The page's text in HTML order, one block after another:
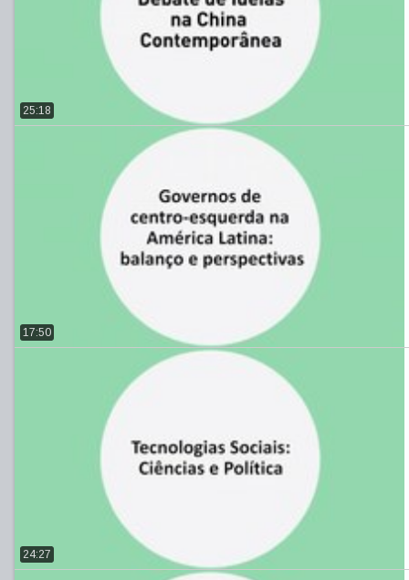
25:18
17:50
24:27